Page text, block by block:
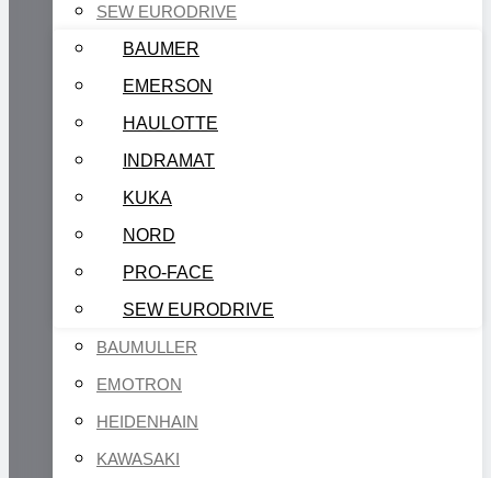
SEW EURODRIVE
BAUMER
EMERSON
HAULOTTE
INDRAMAT
KUKA
NORD
PRO-FACE
SEW EURODRIVE
BAUMULLER
EMOTRON
HEIDENHAIN
KAWASAKI